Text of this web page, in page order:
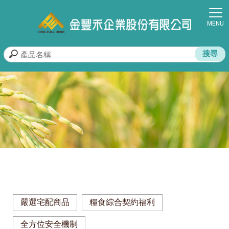
嚴選宅配商品 糧食綜合契約福利
全方位安全機制